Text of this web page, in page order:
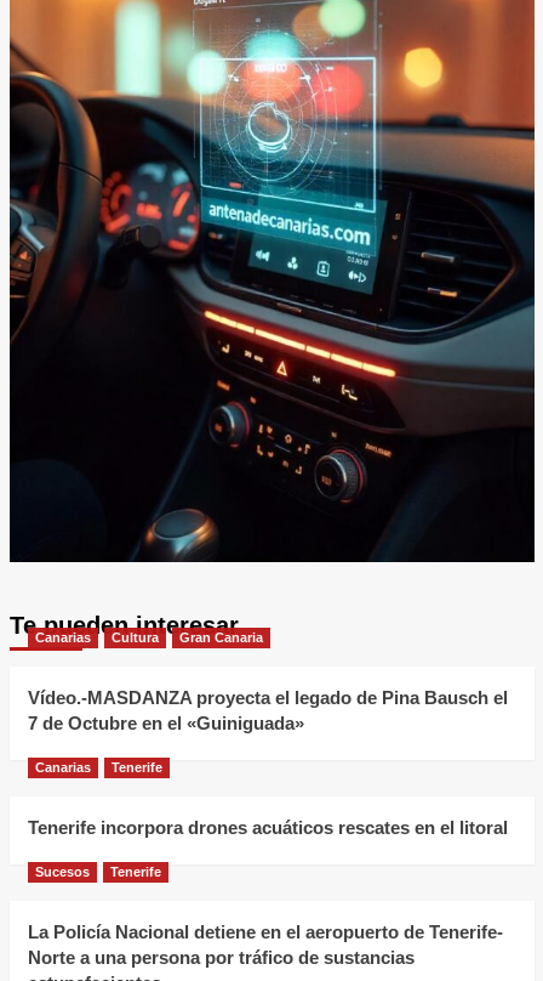
Te pueden interesar
Canarias Cultura Gran Canaria
Vídeo.-MASDANZA proyecta el legado de Pina Bausch el
7 de Octubre en el «Guiniguada»
Canarias Tenerife
Tenerife incorpora drones acuáticos rescates en el litoral
Sucesos Tenerife
La Policía Nacional detiene en el aeropuerto de Tenerife-
Norte a una persona por tráfico de sustancias